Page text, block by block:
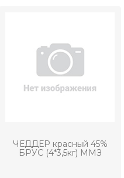
ЧЕДДЕР красный 45%
БРУС (4*3,5кг) ММЗ